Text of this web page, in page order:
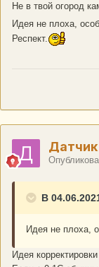
Не в твой огород
Идея не плоха,
Респект.
В
Идея не плоха,
Идея